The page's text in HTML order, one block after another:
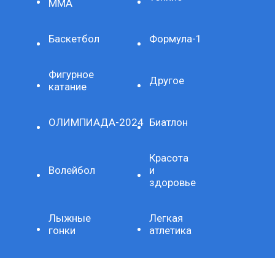
ММА
Баскетбол Формула-1
Фигурное
катание
Другое
ОЛИМПИАДА-2024 Биатлон
Волейбол
Красота
и
здоровье
Лыжные
гонки
Легкая
атлетика